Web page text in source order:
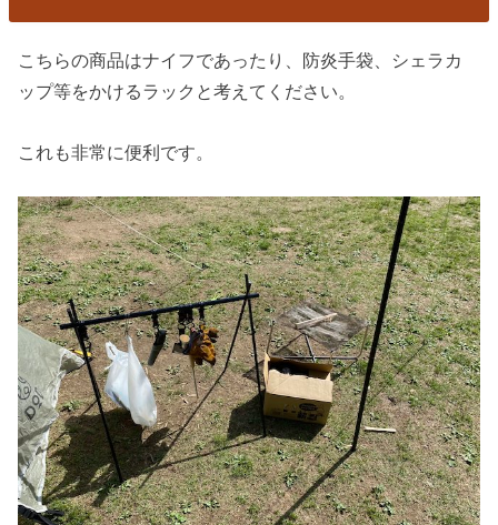
こちらの商品はナイフであったり、防炎手袋、シェラカ
ップ等をかけるラックと考えてください。
これも非常に便利です。